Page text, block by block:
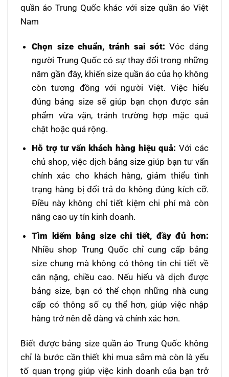
quần áo Trung Quốc khác với size quần áo Việt
Nam
Chọn size chuẩn, tránh sai sót:Vóc dáng
người Trung Quốc có sự thay đổi trong những
năm gần đây, khiến size quần áo của họ không
còn tương đồng với người Việt. Việc hiểu
đúng bảng size sẽ giúp bạn chọn được sản
phẩm vừa vặn, tránh trường hợp mặc quá
chật hoặc quá rộng.
Hỗ trợ tư vấn khách hàng hiệu quả: Với các
chủ shop, việc dịch bảng size giúp bạn tư vấn
chính xác cho khách hàng, giảm thiểu tình
trạng hàng bị đổi trả do không đúng kích cỡ.
Điều này không chỉ tiết kiệm chi phí mà còn
nâng cao uy tín kinh doanh.
Tìm kiếm bảng size chi tiết, đầy đủ hơn:
Nhiều shop Trung Quốc chỉ cung cấp bảng
size chung mà không có thông tin chi tiết về
cân nặng, chiều cao. Nếu hiểu và dịch được
bảng size, bạn có thể chọn những nhà cung
cấp có thông số cụ thể hơn, giúp việc nhập
hàng trở nên dễ dàng và chính xác hơn.
Biết được bảng size quần áo Trung Quốc không
chỉ là bước cần thiết khi mua sắm mà còn là yếu
tố quan trọng giúp việc kinh doanh của bạn trở